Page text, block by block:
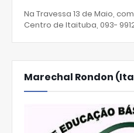
Na Travessa 13 de Maio,
Centro de Itaituba, 093-
Marechal Rondon